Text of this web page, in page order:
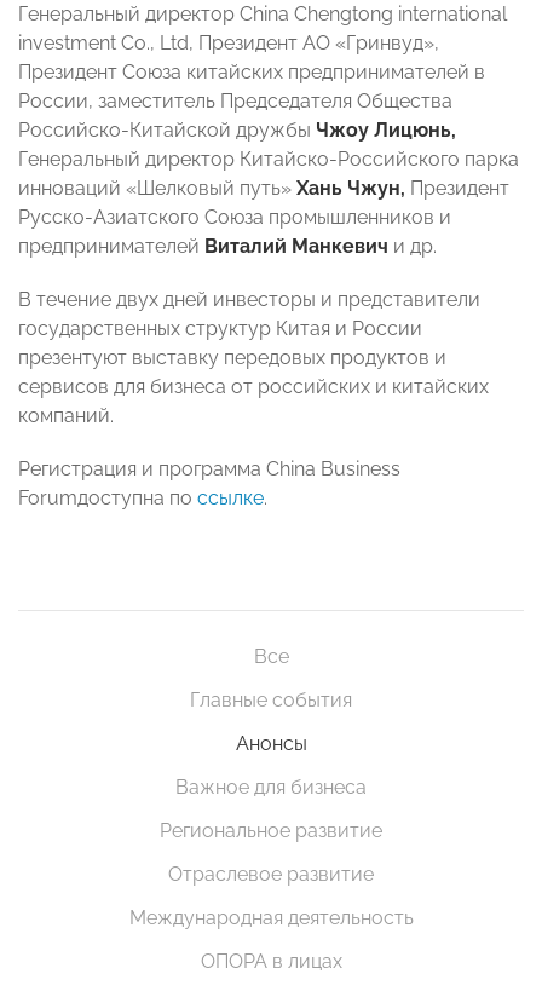
Генеральный директор China Chengtong international
investment Co., Ltd, Президент АО «Гринвуд»,
Президент Союза китайских предпринимателей в
России, заместитель Председателя Общества
Российско-Китайской дружбы Чжоу Лицюнь,
Генеральный директор Китайско-Российского парка
инноваций «Шелковый путь» Хань Чжун, Президент
Русско-Азиатского Союза промышленников и
предпринимателей Виталий Манкевич и др.
В течение двух дней инвесторы и представители
государственных структур Китая и России
презентуют выставку передовых продуктов и
сервисов для бизнеса от российских и китайских
компаний.
Регистрация и программа China Business
Forumдоступна по ссылке.
Все
Главные события
Анонсы
Важное для бизнеса
Региональное развитие
Отраслевое развитие
Международная деятельность
ОПОРА в лицах